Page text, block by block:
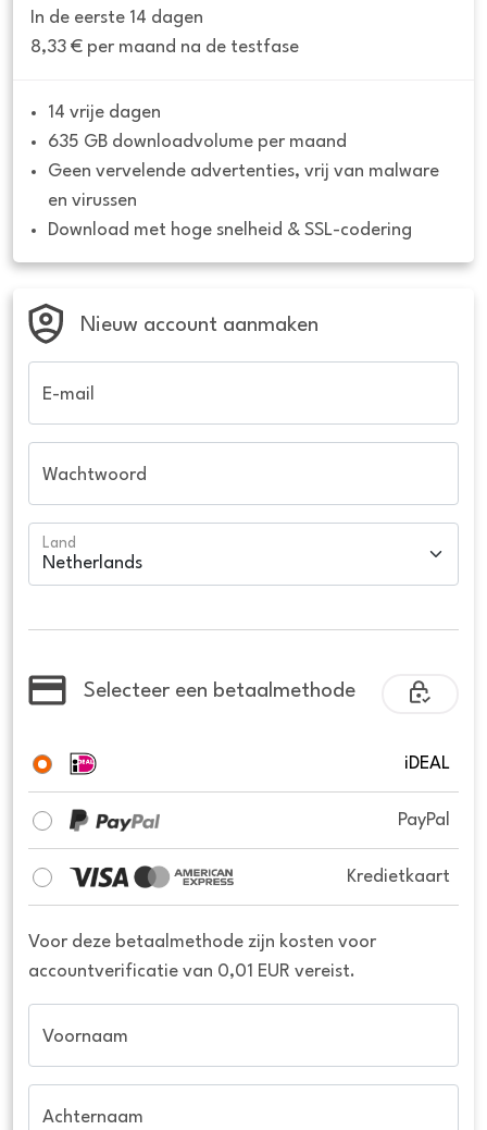
In de eerste 14 dagen
8,33 € per maand na de testfase
14 vrije dagen
635 GB downloadvolume per maand
Geen vervelende advertenties, vrij van malware
en virussen
Download met hoge snelheid & SSL-codering
Nieuw account aanmaken
E-mail
Wachtwoord
Land
Selecteer een betaalmethode
iDEAL
PayPal
Kredietkaart
Voor deze betaalmethode zijn kosten voor
accountverificatie van 0,01 EUR vereist.
Voornaam
Achternaam